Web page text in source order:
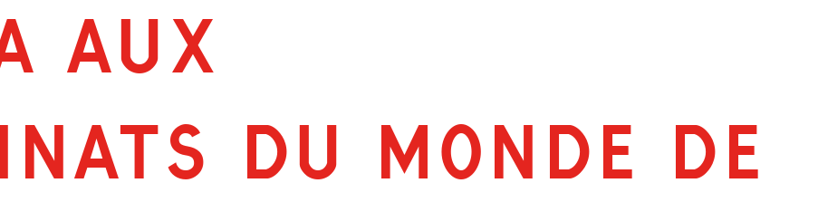
AUX
DU MONDE DE